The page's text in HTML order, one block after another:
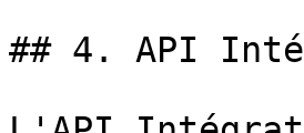
## 4. API